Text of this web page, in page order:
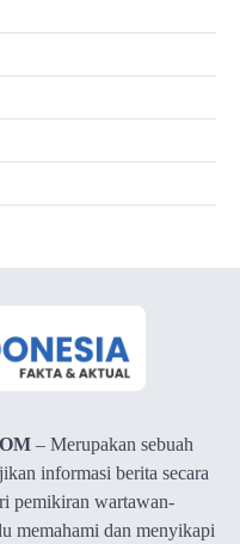
– Merupakan sebuah
informasi berita secara
pemikiran wartawan-
memahami dan menyikapi